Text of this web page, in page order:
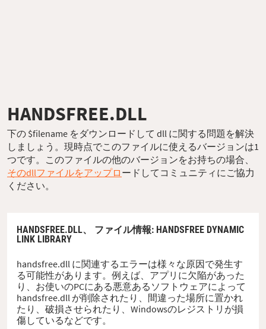
HANDSFREE.DLL
下の $filename をダウンロードして dll に関する問題を解決
しましょう。現時点でこのファイルに使えるバージョンは1
つです。このファイルの他のバージョンをお持ちの場合、
そのdllファイルをアップロ ードしてコミュニティにご協力
ください。
HANDSFREE.DLL、 ファイル情報: HANDSFREE DYNAMIC
LINK LIBRARY
handsfree.dll に関連するエラーは様々な原因で発生す
る可能性があります。例えば、アプリに欠陥があった
り、お使いのPCにある悪意あるソフトウェアによって
handsfree.dll が削除されたり、間違った場所に置かれ
たり、破損させられたり、Windowsのレジストリが損
傷しているなどです。